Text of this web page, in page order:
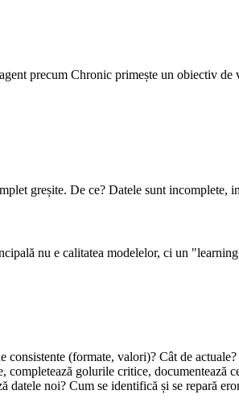
precum Chronic primește un obiectiv
greșite. De ce? Datele sunt incomplete,
nu e calitatea modelelor, ci un
consistente (formate, valori)? Cât de actuale?
golurile critice, documentează
datele noi? Cum se identifică și se repară